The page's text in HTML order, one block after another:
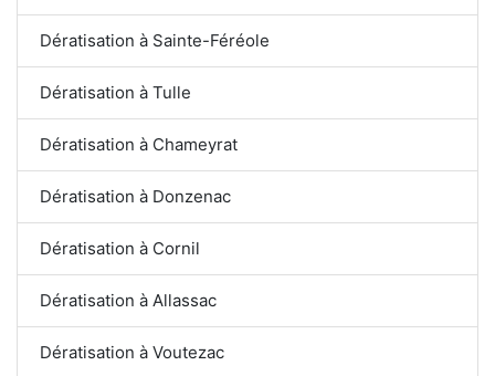
Dératisation à Sainte-Féréole
Dératisation à Tulle
Dératisation à Chameyrat
Dératisation à Donzenac
Dératisation à Cornil
Dératisation à Allassac
Dératisation à Voutezac